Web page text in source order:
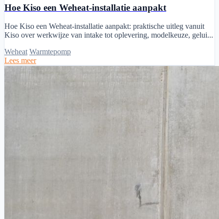
Hoe Kiso een Weheat-installatie aanpakt
Hoe Kiso een Weheat-installatie aanpakt: praktische uitleg vanuit
Kiso over werkwijze van intake tot oplevering, modelkeuze, gelui...
Weheat Warmtepomp
Lees meer